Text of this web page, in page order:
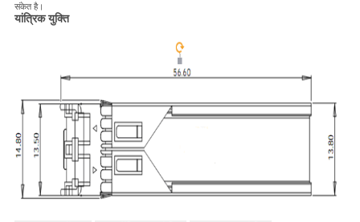
संकेत है।
यांत्रिक युक्ति